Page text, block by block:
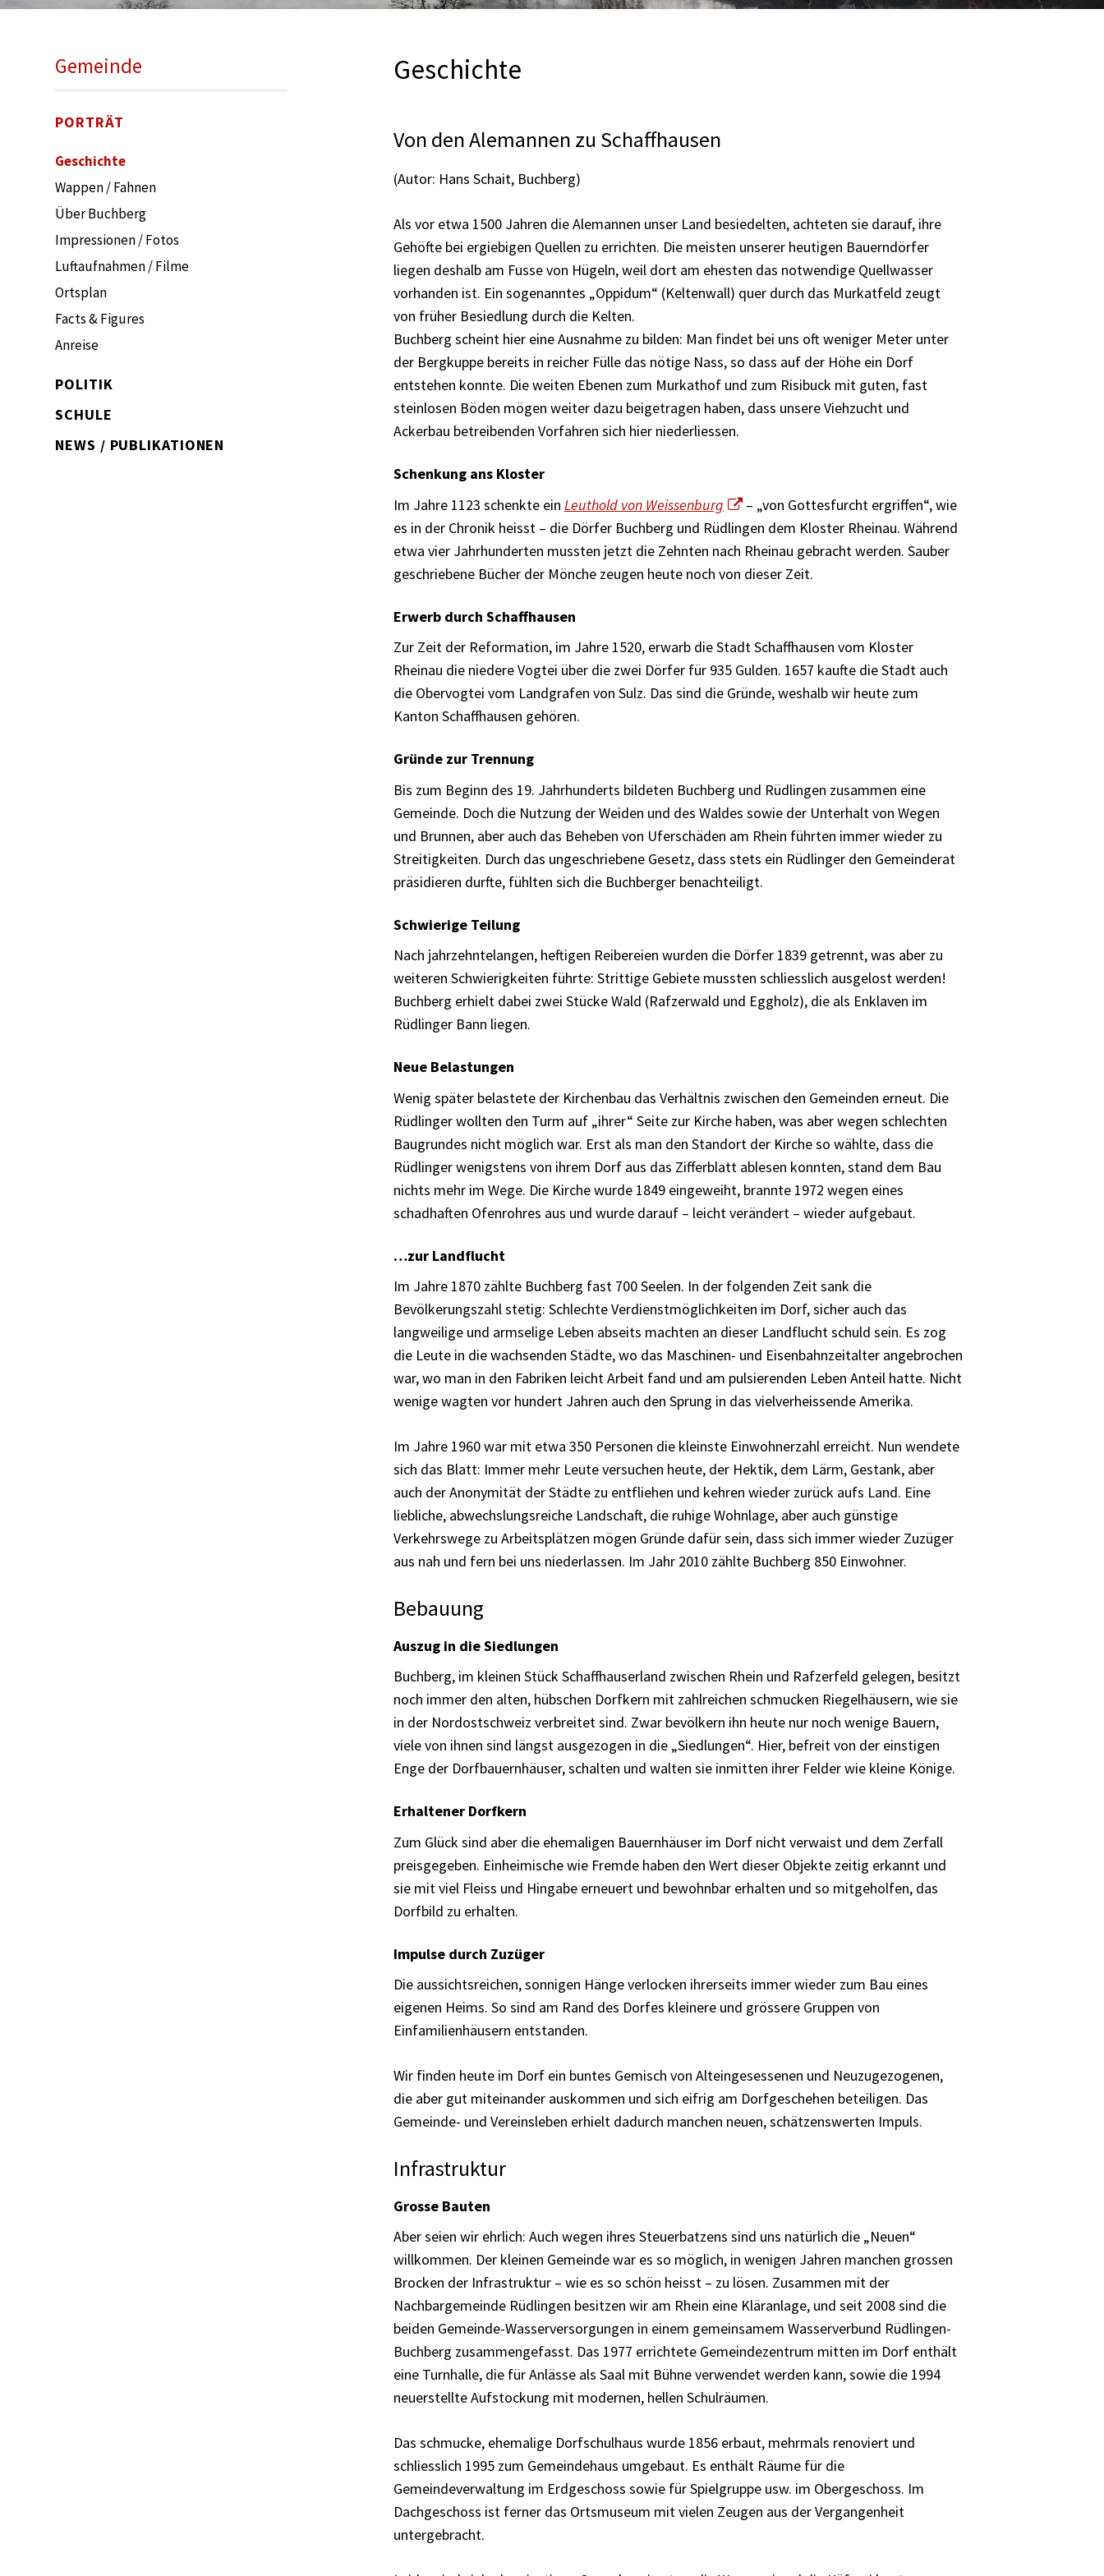
Sie befinden sich hier:
Gemeinde
PORTRÄT
Geschichte
Wappen / Fahnen
Über Buchberg
Impressionen / Fotos
Luftaufnahmen / Filme
Ortsplan
Facts & Figures
Anreise
POLITIK
SCHULE
NEWS / PUBLIKATIONEN
Geschichte
Von den Alemannen zu Schaffhausen
(Autor: Hans Schait, Buchberg)
Als vor etwa 1500 Jahren die Alemannen unser Land besiedelten, achteten sie darauf, ihre
Gehöfte bei ergiebigen Quellen zu errichten. Die meisten unserer heutigen Bauerndörfer
liegen deshalb am Fusse von Hügeln, weil dort am ehesten das notwendige Quellwasser
vorhanden ist. Ein sogenanntes „Oppidum“ (Keltenwall) quer durch das Murkatfeld zeugt
von früher Besiedlung durch die Kelten.
Buchberg scheint hier eine Ausnahme zu bilden: Man findet bei uns oft weniger Meter unter
der Bergkuppe bereits in reicher Fülle das nötige Nass, so dass auf der Höhe ein Dorf
entstehen konnte. Die weiten Ebenen zum Murkathof und zum Risibuck mit guten, fast
steinlosen Böden mögen weiter dazu beigetragen haben, dass unsere Viehzucht und
Ackerbau betreibenden Vorfahren sich hier niederliessen.
Schenkung ans Kloster
Im Jahre 1123 schenkte ein Leuthold von Weissenburg
– „von Gottesfurcht ergriffen“, wie
es in der Chronik heisst – die Dörfer Buchberg und Rüdlingen dem Kloster Rheinau. Während
etwa vier Jahrhunderten mussten jetzt die Zehnten nach Rheinau gebracht werden. Sauber
geschriebene Bücher der Mönche zeugen heute noch von dieser Zeit.
Erwerb durch Schaffhausen
Zur Zeit der Reformation, im Jahre 1520, erwarb die Stadt Schaffhausen vom Kloster
Rheinau die niedere Vogtei über die zwei Dörfer für 935 Gulden. 1657 kaufte die Stadt auch
die Obervogtei vom Landgrafen von Sulz. Das sind die Gründe, weshalb wir heute zum
Kanton Schaffhausen gehören.
Gründe zur Trennung
Bis zum Beginn des 19. Jahrhunderts bildeten Buchberg und Rüdlingen zusammen eine
Gemeinde. Doch die Nutzung der Weiden und des Waldes sowie der Unterhalt von Wegen
und Brunnen, aber auch das Beheben von Uferschäden am Rhein führten immer wieder zu
Streitigkeiten. Durch das ungeschriebene Gesetz, dass stets ein Rüdlinger den Gemeinderat
präsidieren durfte, fühlten sich die Buchberger benachteiligt.
Schwierige Teilung
Nach jahrzehntelangen, heftigen Reibereien wurden die Dörfer 1839 getrennt, was aber zu
weiteren Schwierigkeiten führte: Strittige Gebiete mussten schliesslich ausgelost werden!
Buchberg erhielt dabei zwei Stücke Wald (Rafzerwald und Eggholz), die als Enklaven im
Rüdlinger Bann liegen.
Neue Belastungen
Wenig später belastete der Kirchenbau das Verhältnis zwischen den Gemeinden erneut. Die
Rüdlinger wollten den Turm auf „ihrer“ Seite zur Kirche haben, was aber wegen schlechten
Baugrundes nicht möglich war. Erst als man den Standort der Kirche so wählte, dass die
Rüdlinger wenigstens von ihrem Dorf aus das Zifferblatt ablesen konnten, stand dem Bau
nichts mehr im Wege. Die Kirche wurde 1849 eingeweiht, brannte 1972 wegen eines
schadhaften Ofenrohres aus und wurde darauf – leicht verändert – wieder aufgebaut.
…zur Landflucht
Im Jahre 1870 zählte Buchberg fast 700 Seelen. In der folgenden Zeit sank die
Bevölkerungszahl stetig: Schlechte Verdienstmöglichkeiten im Dorf, sicher auch das
langweilige und armselige Leben abseits machten an dieser Landflucht schuld sein. Es zog
die Leute in die wachsenden Städte, wo das Maschinen- und Eisenbahnzeitalter angebrochen
war, wo man in den Fabriken leicht Arbeit fand und am pulsierenden Leben Anteil hatte. Nicht
wenige wagten vor hundert Jahren auch den Sprung in das vielverheissende Amerika.
Im Jahre 1960 war mit etwa 350 Personen die kleinste Einwohnerzahl erreicht. Nun wendete
sich das Blatt: Immer mehr Leute versuchen heute, der Hektik, dem Lärm, Gestank, aber
auch der Anonymität der Städte zu entfliehen und kehren wieder zurück aufs Land. Eine
liebliche, abwechslungsreiche Landschaft, die ruhige Wohnlage, aber auch günstige
Verkehrswege zu Arbeitsplätzen mögen Gründe dafür sein, dass sich immer wieder Zuzüger
aus nah und fern bei uns niederlassen. Im Jahr 2010 zählte Buchberg 850 Einwohner.
Bebauung
Auszug in die Siedlungen
Buchberg, im kleinen Stück Schaffhauserland zwischen Rhein und Rafzerfeld gelegen, besitzt
noch immer den alten, hübschen Dorfkern mit zahlreichen schmucken Riegelhäusern, wie sie
in der Nordostschweiz verbreitet sind. Zwar bevölkern ihn heute nur noch wenige Bauern,
viele von ihnen sind längst ausgezogen in die „Siedlungen“. Hier, befreit von der einstigen
Enge der Dorfbauernhäuser, schalten und walten sie inmitten ihrer Felder wie kleine Könige.
Erhaltener Dorfkern
Zum Glück sind aber die ehemaligen Bauernhäuser im Dorf nicht verwaist und dem Zerfall
preisgegeben. Einheimische wie Fremde haben den Wert dieser Objekte zeitig erkannt und
sie mit viel Fleiss und Hingabe erneuert und bewohnbar erhalten und so mitgeholfen, das
Dorfbild zu erhalten.
Impulse durch Zuzüger
Die aussichtsreichen, sonnigen Hänge verlocken ihrerseits immer wieder zum Bau eines
eigenen Heims. So sind am Rand des Dorfes kleinere und grössere Gruppen von
Einfamilienhäusern entstanden.
Wir finden heute im Dorf ein buntes Gemisch von Alteingesessenen und Neuzugezogenen,
die aber gut miteinander auskommen und sich eifrig am Dorfgeschehen beteiligen. Das
Gemeinde- und Vereinsleben erhielt dadurch manchen neuen, schätzenswerten Impuls.
Infrastruktur
Grosse Bauten
Aber seien wir ehrlich: Auch wegen ihres Steuerbatzens sind uns natürlich die „Neuen“
willkommen. Der kleinen Gemeinde war es so möglich, in wenigen Jahren manchen grossen
Brocken der Infrastruktur – wie es so schön heisst – zu lösen. Zusammen mit der
Nachbargemeinde Rüdlingen besitzen wir am Rhein eine Kläranlage, und seit 2008 sind die
beiden Gemeinde-Wasserversorgungen in einem gemeinsamem Wasserverbund Rüdlingen-
Buchberg zusammengefasst. Das 1977 errichtete Gemeindezentrum mitten im Dorf enthält
eine Turnhalle, die für Anlässe als Saal mit Bühne verwendet werden kann, sowie die 1994
neuerstellte Aufstockung mit modernen, hellen Schulräumen.
Das schmucke, ehemalige Dorfschulhaus wurde 1856 erbaut, mehrmals renoviert und
schliesslich 1995 zum Gemeindehaus umgebaut. Es enthält Räume für die
Gemeindeverwaltung im Erdgeschoss sowie für Spielgruppe usw. im Obergeschoss. Im
Dachgeschoss ist ferner das Ortsmuseum mit vielen Zeugen aus der Vergangenheit
untergebracht.